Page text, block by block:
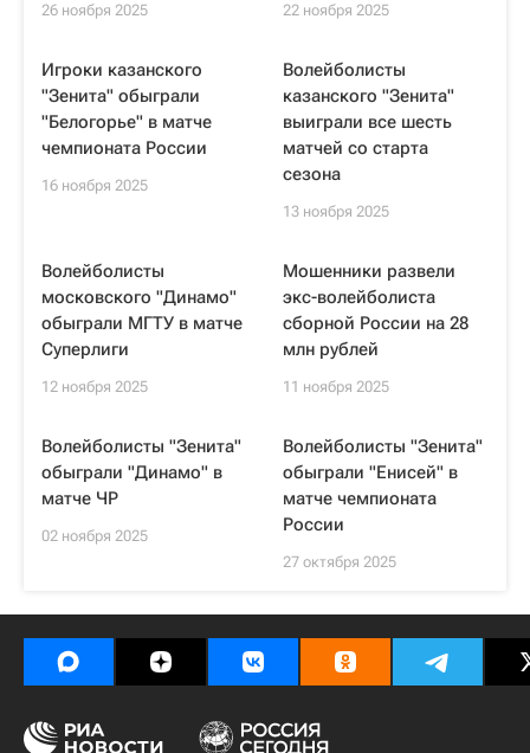
26 ноября 2025 22 ноября 2025
Игроки казанского
"Зенита" обыграли
"Белогорье" в матче
чемпионата России
16 ноября 2025
Волейболисты
казанского "Зенита"
выиграли все шесть
матчей со старта
сезона
13 ноября 2025
Волейболисты
московского "Динамо"
обыграли МГТУ в матче
Суперлиги
12 ноября 2025
Мошенники развели
экс-волейболиста
сборной России на 28
млн рублей
11 ноября 2025
Волейболисты "Зенита"
обыграли "Динамо" в
матче ЧР
02 ноября 2025
Волейболисты "Зенита"
обыграли "Енисей" в
матче чемпионата
России
27 октября 2025